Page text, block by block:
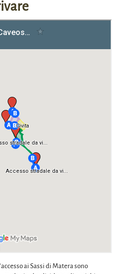
ai Sassi di Matera sono